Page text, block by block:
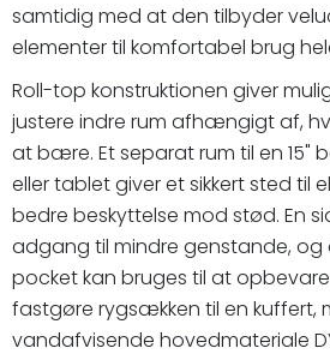
samtidig med at den tilbyder
elementer til komfortabel brug
Roll-top konstruktionen giver
justere indre rum afhængigt af,
at bære. Et separat rum til en
eller tablet giver et sikkert sted til
bedre beskyttelse mod stød. En
adgang til mindre genstande, og
pocket kan bruges til at opbevare
fastgøre rygsækken til en kuffert,
vandafvisende hovedmateriale